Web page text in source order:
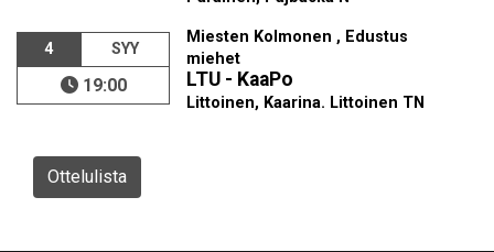
4 SYY
19:00
Miesten Kolmonen , Edustus
miehet
LTU - KaaPo
Littoinen, Kaarina. Littoinen TN
Ottelulista